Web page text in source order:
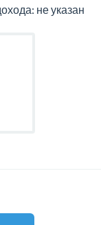
не указан